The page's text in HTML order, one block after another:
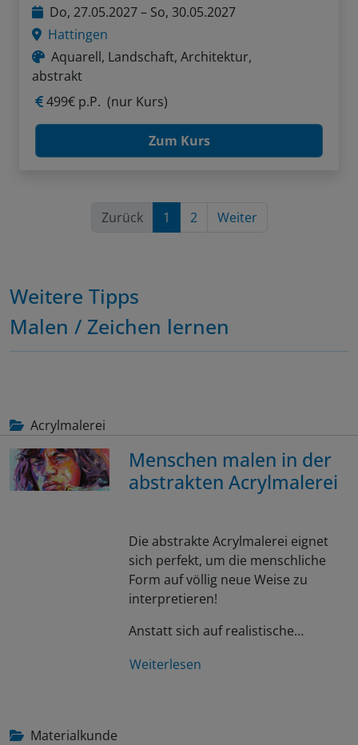
Do, 27.05.2027 – So, 30.05.2027
Hattingen
Aquarell, Landschaft, Architektur,
abstrakt
499€ p.P. (nur Kurs)
Zum Kurs
Zurück 1 2 Weiter
Weitere Tipps
Malen / Zeichen lernen
Acrylmalerei
Menschen malen in der
abstrakten Acrylmalerei
Die abstrakte Acrylmalerei eignet
sich perfekt, um die menschliche
Form auf völlig neue Weise zu
interpretieren!
Anstatt sich auf realistische…
Weiterlesen
Materialkunde